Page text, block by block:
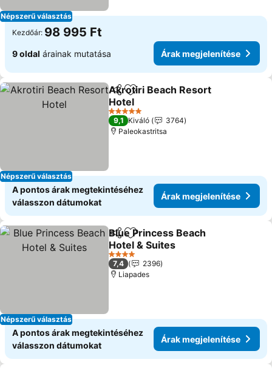
Népszerű választás
Kezdőár: 98 995 Ft
9 oldal árainak mutatása Árak megjelenítése
Népszerű választás
Megosztás
Hozzáadás a kedvencekhez
Akrotiri Beach Resort
Hotel
Árak megjelenítése
5 Kategória
9,1 Kiváló
3764
Paleokastritsa
A pontos árak megtekintéséhez
válasszon dátumokat
Árak megjelenítése
Népszerű választás
Megosztás
Hozzáadás a kedvencekhez
Blue Princess Beach
Hotel & Suites
Árak megjelenítése
4 Kategória
7,4
2396
Liapades
A pontos árak megtekintéséhez
válasszon dátumokat
Árak megjelenítése